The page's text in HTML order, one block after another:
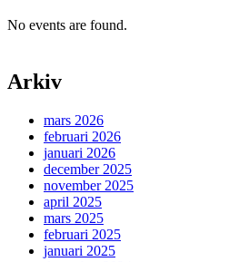
No events are found.
Arkiv
mars 2026
februari 2026
januari 2026
december 2025
november 2025
april 2025
mars 2025
februari 2025
januari 2025